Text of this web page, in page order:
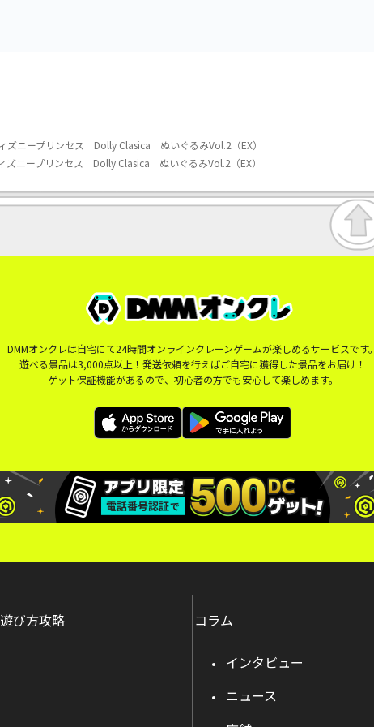
ィズニープリンセス Dolly Clasica ぬいぐるみVol.2（EX）
ズニープリンセス Dolly Clasica ぬいぐるみVol.2（EX）
DMMオンクレは自宅にて24時間オンラインクレーンゲームが楽しめるサービスです
遊べる景品は3,000点以上！発送依頼を行えばご自宅に獲得した景品をお届け！
ゲット保証機能があるので、初心者の方でも安心して楽しめます。
遊び方攻略 コラム
インタビュー
ニュース